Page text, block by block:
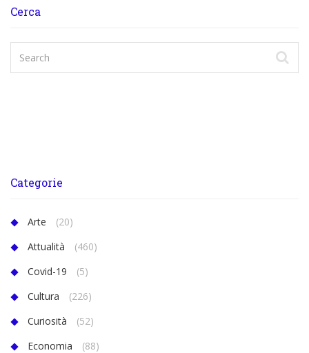
Cerca
Categorie
Arte
(20)
Attualità
(460)
Covid-19
(5)
Cultura
(226)
Curiosità
(52)
Economia
(88)